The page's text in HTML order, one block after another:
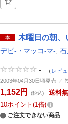
本 木曜日の朝、
デビ-・マッコ-マ- 石
- （ レビ
2003年04月30日頃発売 ／
1,152円 (税込)
送料
10ポイント 1倍
ご注文できない商品